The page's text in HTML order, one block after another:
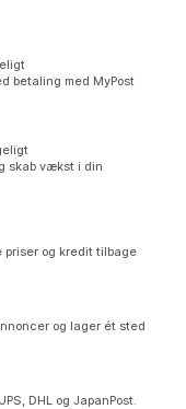
betaling med MyPost
skab vækst i din
priser og kredit tilbage
og lager ét sted
DHL og JapanPost.